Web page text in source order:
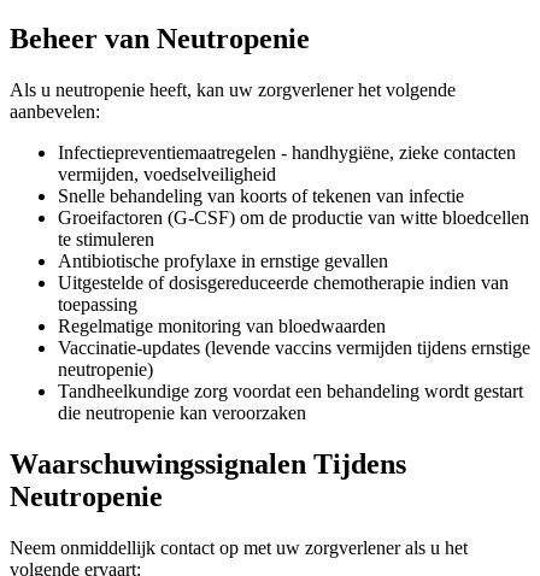
Beheer van Neutropenie
Als u neutropenie heeft, kan uw zorgverlener het volgende
aanbevelen:
Infectiepreventiemaatregelen - handhygiëne, zieke contacten
vermijden, voedselveiligheid
Snelle behandeling van koorts of tekenen van infectie
Groeifactoren (G-CSF) om de productie van witte bloedcellen
te stimuleren
Antibiotische profylaxe in ernstige gevallen
Uitgestelde of dosisgereduceerde chemotherapie indien van
toepassing
Regelmatige monitoring van bloedwaarden
Vaccinatie-updates (levende vaccins vermijden tijdens ernstige
neutropenie)
Tandheelkundige zorg voordat een behandeling wordt gestart
die neutropenie kan veroorzaken
Waarschuwingssignalen Tijdens
Neutropenie
Neem onmiddellijk contact op met uw zorgverlener als u het
volgende ervaart: